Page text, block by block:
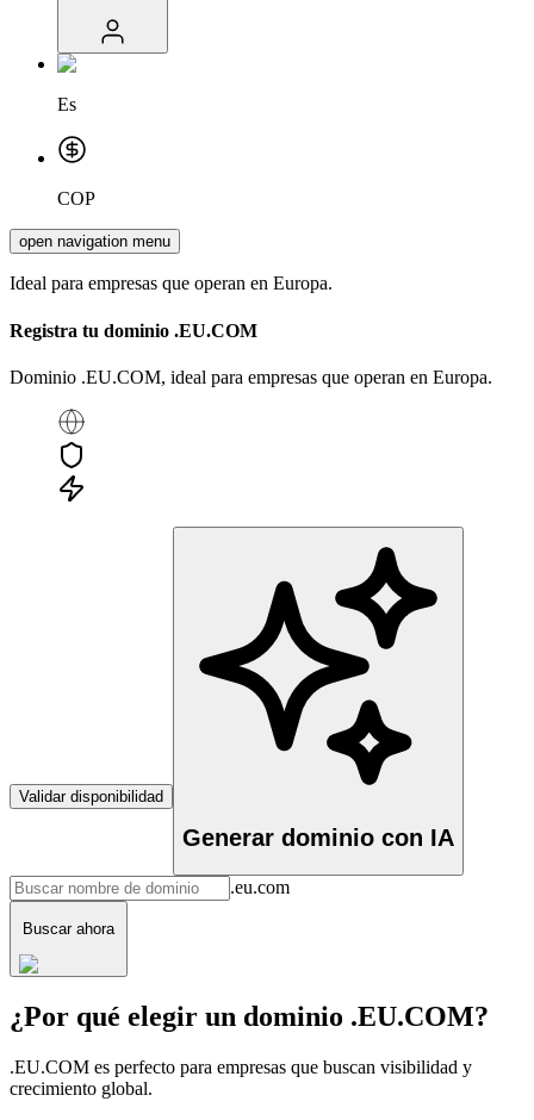
Es
COP
open navigation menu
Ideal para empresas que operan en Europa.
Registra tu dominio .EU.COM
Dominio .EU.COM, ideal para empresas que operan en Europa.
Validar disponibilidad
Generar dominio con IA
.eu.com
Buscar ahora
¿Por qué elegir un dominio .EU.COM?
.EU.COM es perfecto para empresas que buscan visibilidad y
crecimiento global.